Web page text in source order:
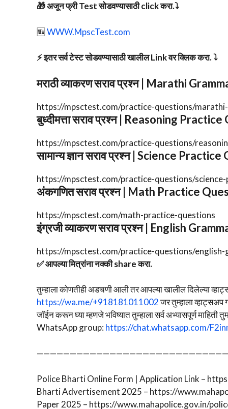
🎁 अजून फ्री Test सोडवण्यासाठी click करा.⤵️
🆕 WWW.MpscTest.com
⚡️ इतर सर्व टेस्ट सोडवण्यासाठी खालील Link वर क्लिक करा. ⤵️
मराठी व्याकरण सराव प्रश्न | Marathi
https://mpsctest.com/practice-questions/
बुध्दीमत्ता सराव प्रश्न | Reasoning
https://mpsctest.com/practice-questions/
सामान्य ज्ञान सराव प्रश्न | Science
https://mpsctest.com/practice-questions/
अंकगणित सराव प्रश्न | Math Practice
https://mpsctest.com/math-practice-questions
इंग्रजी व्याकरण सराव प्रश्न | English
https://mpsctest.com/practice-questions/
✅ आपल्या मित्रांना नक्की share करा.
तुम्हाला कोणतीही अडचणी आली तर आपल्या खालील दिलेल्या
https://wa.me/+918181011002जर तुम्हाला
जॉईन करून घ्या म्हणजे भविष्यात तुम्हाला सर्व अभ्यासपूर्ण
WhatsApp group: https://chat.whatsapp.com/
Police Bharti Online Form | Application Link –
Bharti Advertisement 2025 – https://
Paper 2025 – https://www.mahapolice.gov.in/